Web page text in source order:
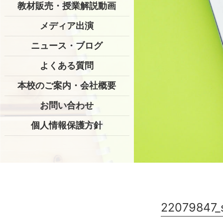
教材販売・授業解説動画
メディア出演
ニュース・ブログ
よくある質問
本校のご案内・会社概要
お問い合わせ
個人情報保護方針